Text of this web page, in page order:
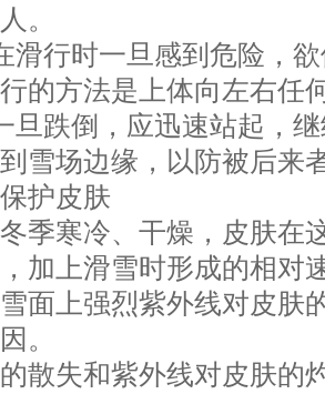
。
滑行时一旦感到危险，
的方法是上体向左右任
旦跌倒，应迅速站起，
雪场边缘，以防被后来
护皮肤
季寒冷、干燥，皮肤在
加上滑雪时形成的相对
面上强烈紫外线对皮肤
。
散失和紫外线对皮肤的